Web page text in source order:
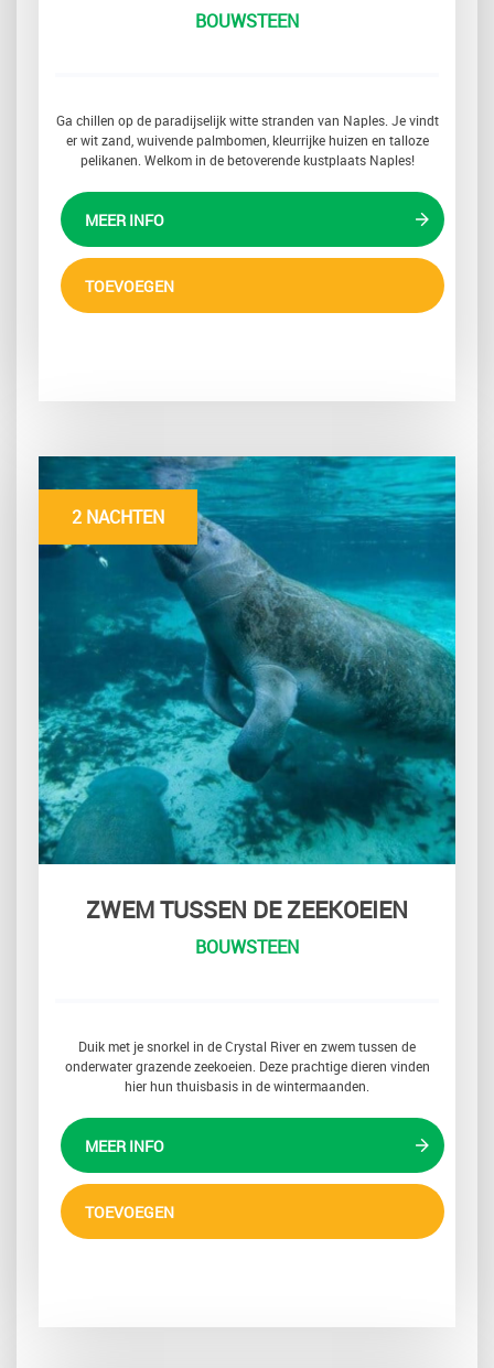
BOUWSTEEN
Ga chillen op de paradijselijk witte stranden van Naples. Je vindt
er wit zand, wuivende palmbomen, kleurrijke huizen en talloze
pelikanen. Welkom in de betoverende kustplaats Naples!
MEER INFO
TOEVOEGEN
2 NACHTEN
ZWEM TUSSEN DE ZEEKOEIEN
BOUWSTEEN
Duik met je snorkel in de Crystal River en zwem tussen de
onderwater grazende zeekoeien. Deze prachtige dieren vinden
hier hun thuisbasis in de wintermaanden.
MEER INFO
TOEVOEGEN